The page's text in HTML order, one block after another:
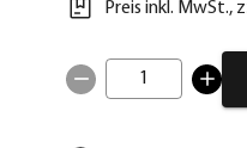
Preis inkl. MwSt.,
1